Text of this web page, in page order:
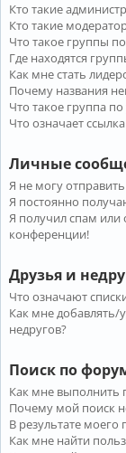
Кто такие
Кто такие
Что такое группы
Где находятся
Как мне стать
Почему названия
Что такое группа
Что означает
Личные
Я не могу
Я постоянно
Я получил спам или
конференции!
Друзья и
Что означают
Как мне добавлять/
недругов?
Поиск по
Как мне выполнить
Почему мой поиск
В результате моего
Как мне найти